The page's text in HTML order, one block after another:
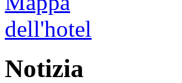
Notizia